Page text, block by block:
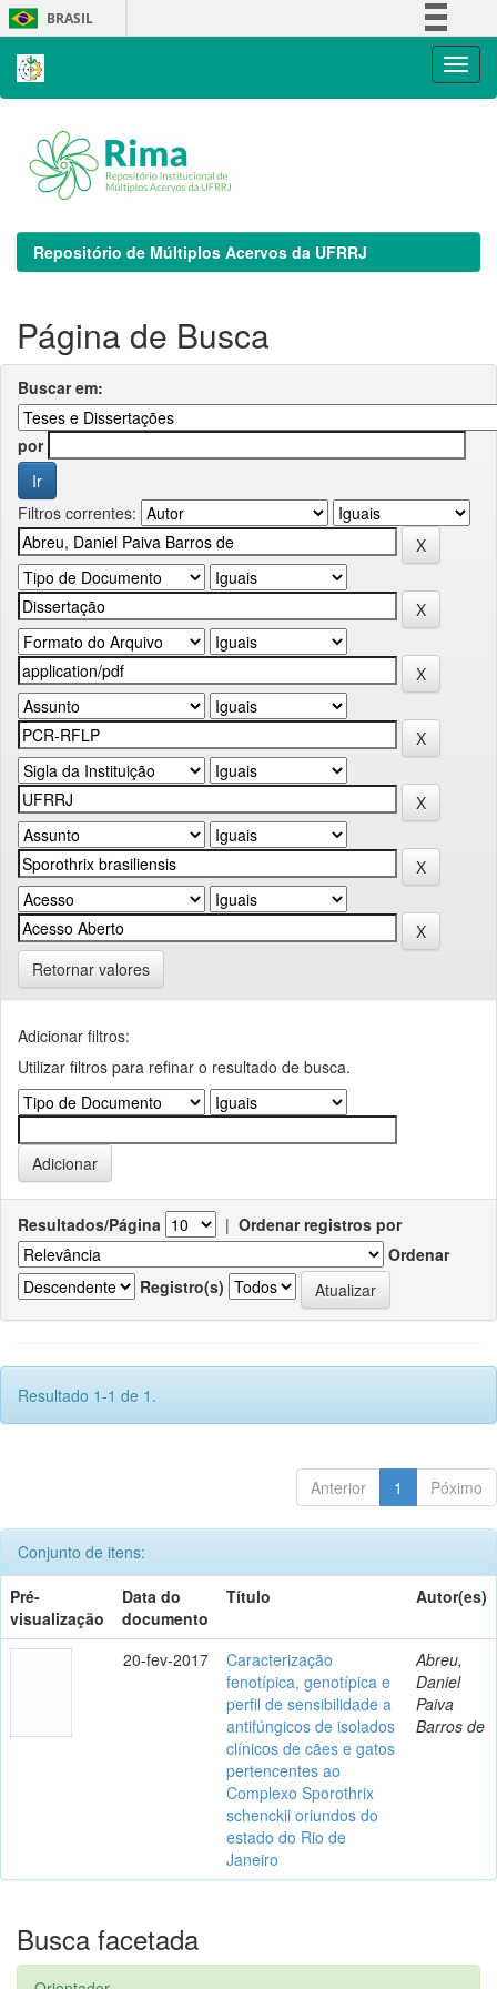
Skip
navigation
BRASIL
Repositório de Múltiplos Acervos da UFRRJ
Página de Busca
Buscar em:
por
Filtros correntes:
Retornar valores
Adicionar filtros:
Utilizar filtros para refinar o resultado de busca.
Resultados/Página | Ordenar registros por
Ordenar
Registro(s)
Resultado 1-1 de 1.
Anterior 1 Póximo
Conjunto de itens:
Pré-
visualização
Data do
documento
Título Autor(es)
20-fev-2017
Caracterização
fenotípica, genotípica e
perfil de sensibilidade a
antifúngicos de isolados
clínicos de cães e gatos
pertencentes ao
Complexo Sporothrix
schenckii oriundos do
estado do Rio de
Janeiro
Abreu,
Daniel
Paiva
Barros de
Busca facetada